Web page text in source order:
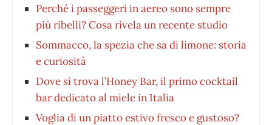
Perché i passeggeri in aereo sono sempre
più ribelli? Cosa rivela un recente studio
Sommacco, la spezia che sa di limone: storia
e curiosità
Dove si trova l’Honey Bar, il primo cocktail
bar dedicato al miele in Italia
Voglia di un piatto estivo fresco e gustoso?